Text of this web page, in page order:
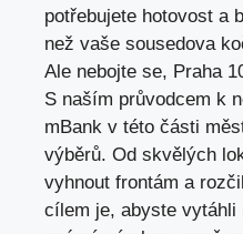
potřebujete hotovost a
než vaše sousedova
Ale nebojte se, Praha
S naším průvodcem k
mBank v této části
výběrů. Od skvělých
vyhnout frontám a
cílem je, abyste vytáhli